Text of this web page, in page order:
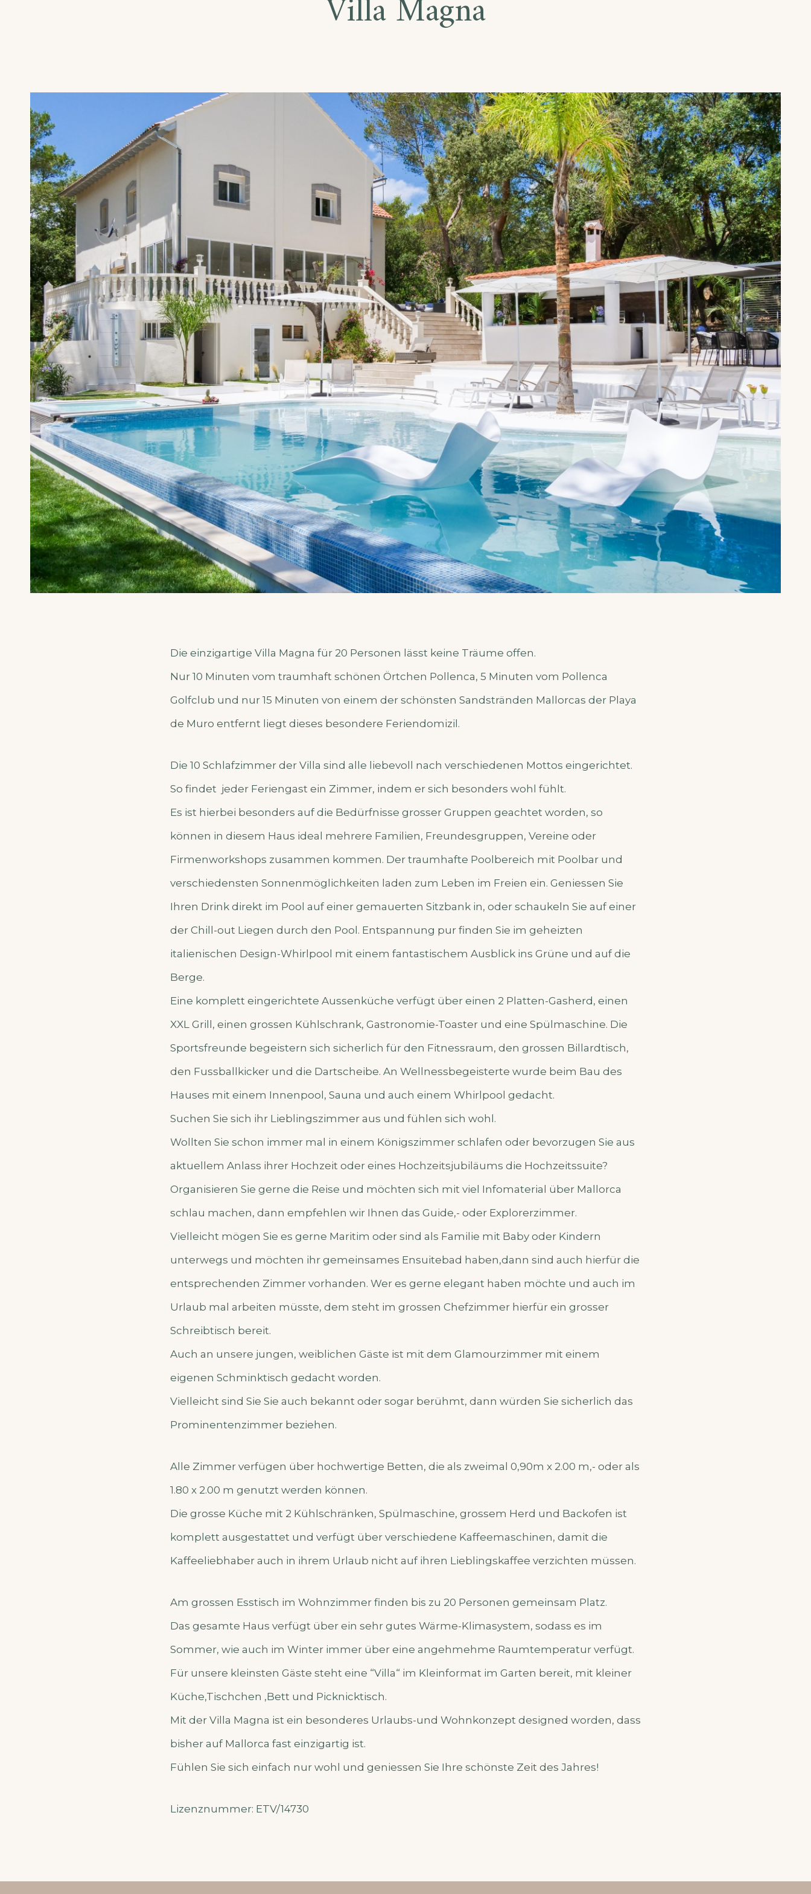
Villa Magna
Die einzigartige Villa Magna für 20 Personen lässt keine Träume offen.
Nur 10 Minuten vom traumhaft schönen Örtchen Pollenca, 5 Minuten vom Pollenca
Golfclub und nur 15 Minuten von einem der schönsten Sandstränden Mallorcas der Playa
de Muro entfernt liegt dieses besondere Feriendomizil.
Die 10 Schlafzimmer der Villa sind alle liebevoll nach verschiedenen Mottos eingerichtet.
So findet jeder Feriengast ein Zimmer, indem er sich besonders wohl fühlt.
Es ist hierbei besonders auf die Bedürfnisse grosser Gruppen geachtet worden, so
können in diesem Haus ideal mehrere Familien, Freundesgruppen, Vereine oder
Firmenworkshops zusammen kommen. Der traumhafte Poolbereich mit Poolbar und
verschiedensten Sonnenmöglichkeiten laden zum Leben im Freien ein. Geniessen Sie
Ihren Drink direkt im Pool auf einer gemauerten Sitzbank in, oder schaukeln Sie auf einer
der Chill-out Liegen durch den Pool. Entspannung pur finden Sie im geheizten
italienischen Design-Whirlpool mit einem fantastischem Ausblick ins Grüne und auf die
Berge.
Eine komplett eingerichtete Aussenküche verfügt über einen 2 Platten-Gasherd, einen
XXL Grill, einen grossen Kühlschrank, Gastronomie-Toaster und eine Spülmaschine. Die
Sportsfreunde begeistern sich sicherlich für den Fitnessraum, den grossen Billardtisch,
den Fussballkicker und die Dartscheibe. An Wellnessbegeisterte wurde beim Bau des
Hauses mit einem Innenpool, Sauna und auch einem Whirlpool gedacht.
Suchen Sie sich ihr Lieblingszimmer aus und fühlen sich wohl.
Wollten Sie schon immer mal in einem Königszimmer schlafen oder bevorzugen Sie aus
aktuellem Anlass ihrer Hochzeit oder eines Hochzeitsjubiläums die Hochzeitssuite?
Organisieren Sie gerne die Reise und möchten sich mit viel Infomaterial über Mallorca
schlau machen, dann empfehlen wir Ihnen das Guide,- oder Explorerzimmer.
Vielleicht mögen Sie es gerne Maritim oder sind als Familie mit Baby oder Kindern
unterwegs und möchten ihr gemeinsames Ensuitebad haben,dann sind auch hierfür die
entsprechenden Zimmer vorhanden. Wer es gerne elegant haben möchte und auch im
Urlaub mal arbeiten müsste, dem steht im grossen Chefzimmer hierfür ein grosser
Schreibtisch bereit.
Auch an unsere jungen, weiblichen Gäste ist mit dem Glamourzimmer mit einem
eigenen Schminktisch gedacht worden.
Vielleicht sind Sie Sie auch bekannt oder sogar berühmt, dann würden Sie sicherlich das
Prominentenzimmer beziehen.
Alle Zimmer verfügen über hochwertige Betten, die als zweimal 0,90m x 2.00 m,- oder als
1.80 x 2.00 m genutzt werden können.
Die grosse Küche mit 2 Kühlschränken, Spülmaschine, grossem Herd und Backofen ist
komplett ausgestattet und verfügt über verschiedene Kaffeemaschinen, damit die
Kaffeeliebhaber auch in ihrem Urlaub nicht auf ihren Lieblingskaffee verzichten müssen.
Am grossen Esstisch im Wohnzimmer finden bis zu 20 Personen gemeinsam Platz.
Das gesamte Haus verfügt über ein sehr gutes Wärme-Klimasystem, sodass es im
Sommer, wie auch im Winter immer über eine angehmehme Raumtemperatur verfügt.
Für unsere kleinsten Gäste steht eine “Villa“ im Kleinformat im Garten bereit, mit kleiner
Küche,Tischchen ,Bett und Picknicktisch.
Mit der Villa Magna ist ein besonderes Urlaubs-und Wohnkonzept designed worden, dass
bisher auf Mallorca fast einzigartig ist.
Fühlen Sie sich einfach nur wohl und geniessen Sie Ihre schönste Zeit des Jahres!
Lizenznummer: ETV/14730